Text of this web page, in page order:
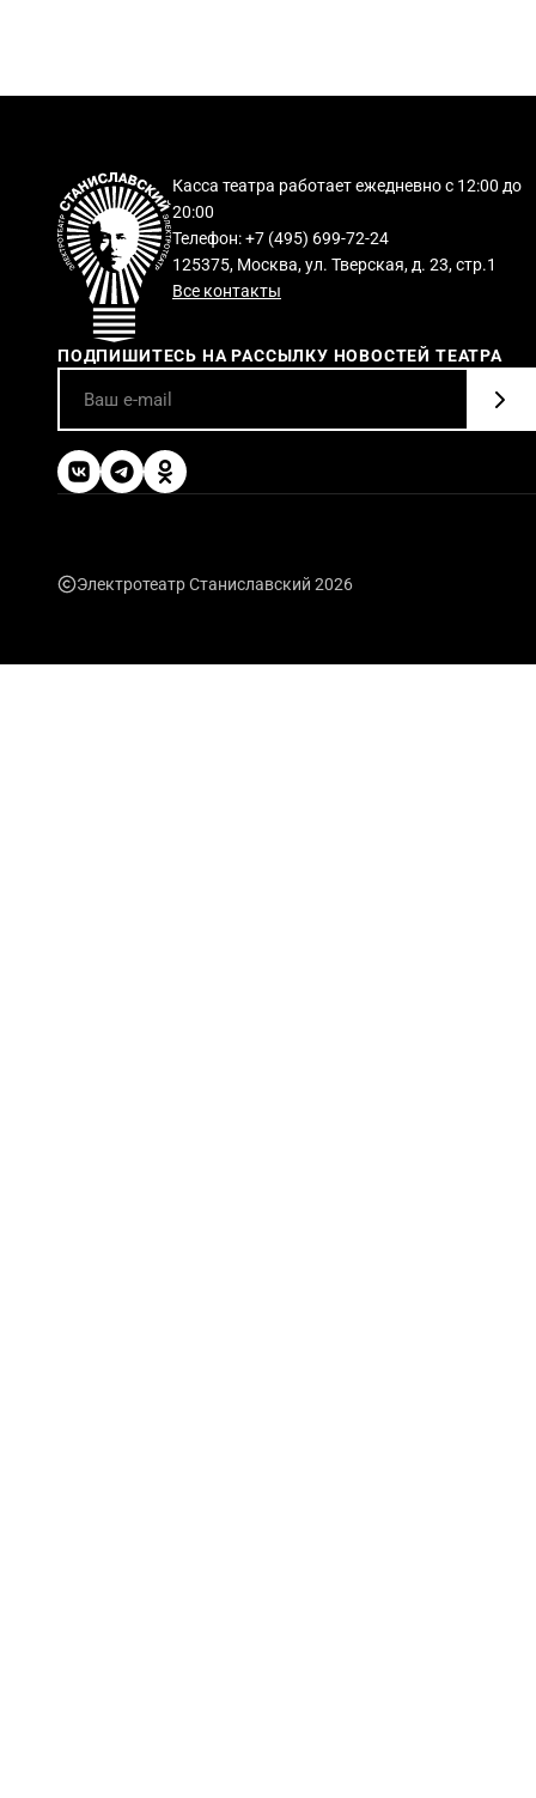
Касса театра работает ежедневно с 12:00 до
20:00
Телефон: +7 (495) 699-72-24
125375, Москва, ул. Тверская, д. 23, стр.1
Все контакты
ПОДПИШИТЕСЬ НА РАССЫЛКУ НОВОСТЕЙ ТЕАТРА
Электротеатр Станиславский 2026